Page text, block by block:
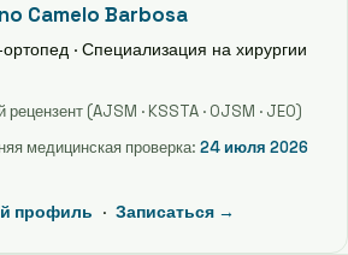
Camelo Barbosa
· Специализация на хирургии
рецензент (AJSM · KSSTA · OJSM · JEO)
медицинская проверка: 24 июля 2026
профиль · Записаться →